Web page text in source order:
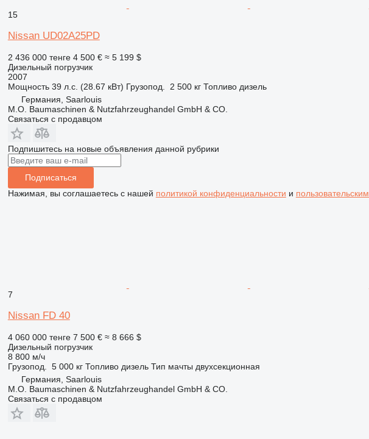
15
Nissan UD02A25PD
2 436 000 тенге 4 500 € ≈ 5 199 $
Дизельный погрузчик
2007
Мощность 39 л.с. (28.67 кВт) Грузопод. 2 500 кг Топливо дизель
Германия, Saarlouis
M.O. Baumaschinen & Nutzfahrzeughandel GmbH & CO.
Связаться с продавцом
Подпишитесь на новые объявления данной рубрики
Подписаться
Нажимая, вы соглашаетесь с нашей политикой конфиденциальности и
7
Nissan FD 40
4 060 000 тенге 7 500 € ≈ 8 666 $
Дизельный погрузчик
8 800 м/ч
Грузопод.
5 000 кг Топливо дизель Тип мачты двухсекционная
Германия, Saarlouis
M.O. Baumaschinen & Nutzfahrzeughandel GmbH & CO.
Связаться с продавцом